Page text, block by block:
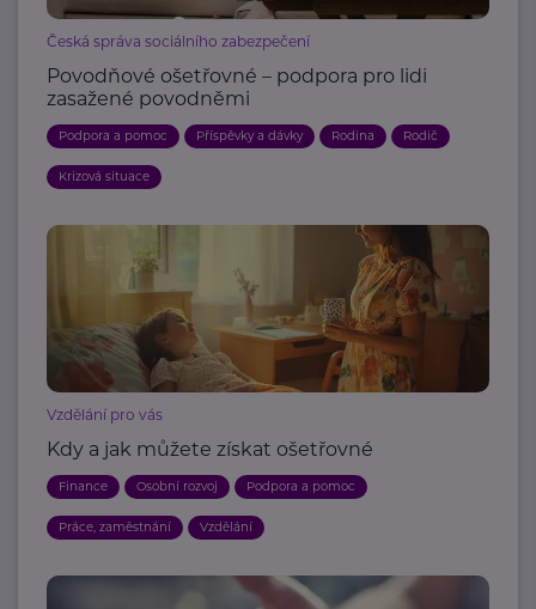
Česká správa sociálního zabezpečení
Povodňové ošetřovné – podpora pro lidi
zasažené povodněmi
Podpora a pomoc Příspěvky a dávky Rodina Rodič
Krizová situace
Vzdělání pro vás
Kdy a jak můžete získat ošetřovné
Finance Osobní rozvoj Podpora a pomoc
Práce, zaměstnání Vzdělání